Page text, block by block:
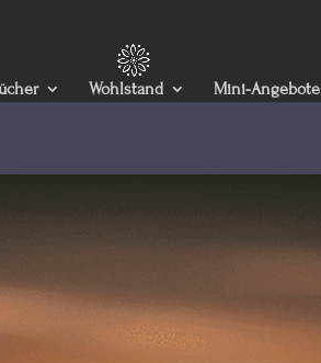
Wohlstand Mini-Angebote